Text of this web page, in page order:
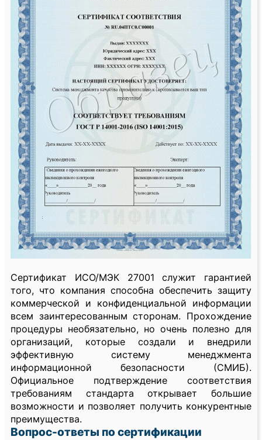
Сертификат ИСО/МЭК 27001 служит гарантией
того, что компания способна обеспечить защиту
коммерческой и конфиденциальной информации
всем заинтересованным сторонам. Прохождение
процедуры необязательно, но очень полезно для
организаций, которые создали и внедрили
эффективную систему менеджмента
информационной безопасности (СМИБ).
Официальное подтверждение соответствия
требованиям стандарта открывает большие
возможности и позволяет получить конкурентные
преимущества.
Вопрос-ответы по сертификации